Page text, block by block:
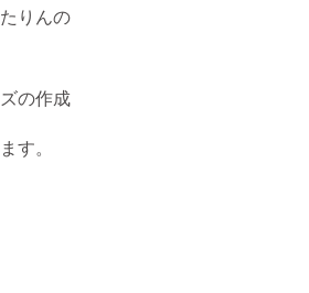
りんの
の作成
す。